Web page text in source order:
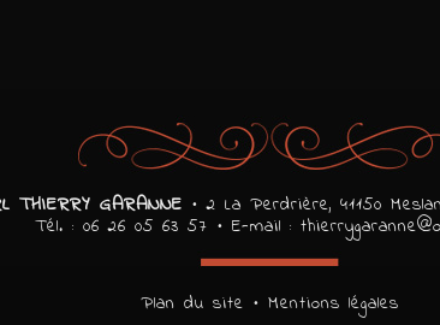
THIERRY GARANNE • 2 La Perdrière, 41150
Tél. : 06 26 05 63 57 • E-mail :
Plan du site • Mentions légales